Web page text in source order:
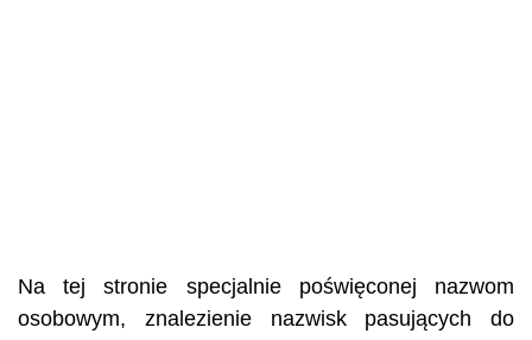
Na tej stronie specjalnie poświęconej nazwom
osobowym, znalezienie nazwisk pasujących do